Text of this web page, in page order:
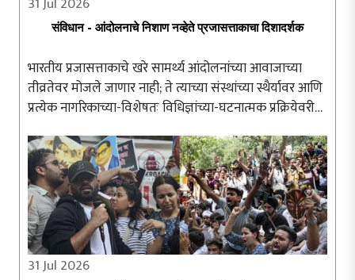
संविधान - आंदोलनाचे निशाण नव्हेते प्रजासत्ताकाचा दिशादर्शक
भारतीय प्रजासत्ताकाचे खरे सामर्थ्य आंदोलनांच्या आवाजाच्या
तीव्रतेवर मोजले जाणार नाही; ते त्याच्या संस्थांच्या स्थैर्यावर आणि
प्रत्येक नागरिकाच्या-विशेषतः विधिज्ञांच्या-घटनात्मक प्रक्रियेवरील
31 Jul 2026